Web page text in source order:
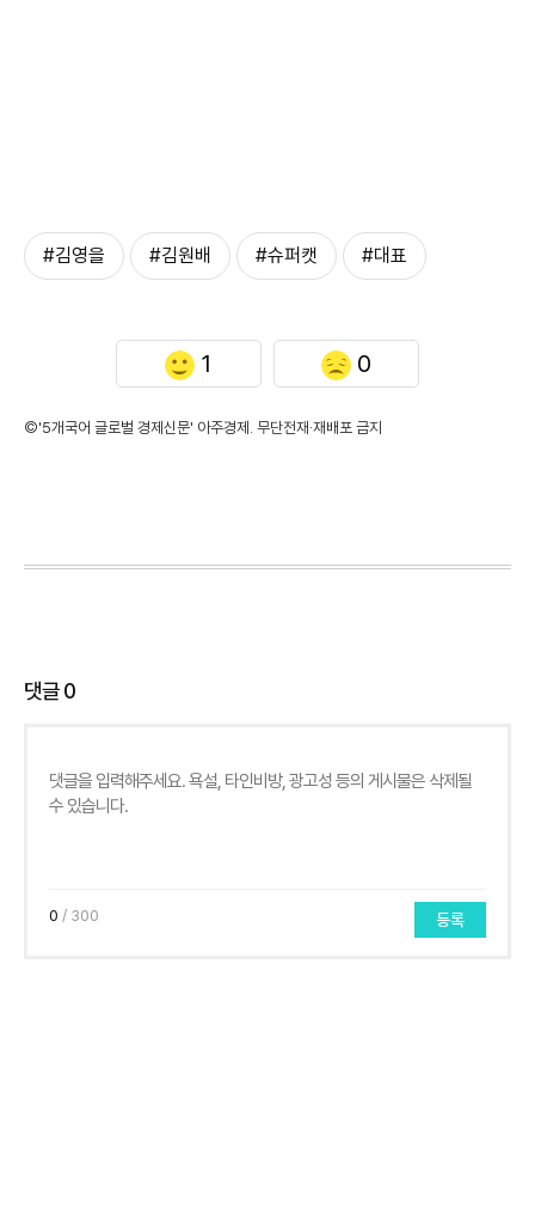
#김영을 #김원배 #슈퍼캣 #대표
1 0
©'5개국어 글로벌 경제신문' 아주경제. 무단전재·재배포 금지
댓글0
0 / 300 등록